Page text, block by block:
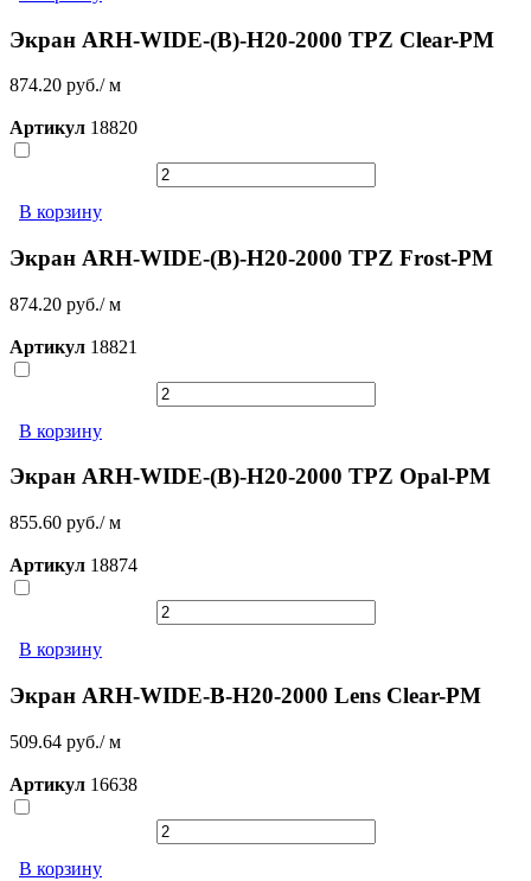
Экран ARH-WIDE-(B)-H20-2000 TPZ Clear-PM
874.20 руб./ м
Артикул 18820
В корзину
Экран ARH-WIDE-(B)-H20-2000 TPZ Frost-PM
874.20 руб./ м
Артикул 18821
В корзину
Экран ARH-WIDE-(B)-H20-2000 TPZ Opal-PM
855.60 руб./ м
Артикул 18874
В корзину
Экран ARH-WIDE-B-H20-2000 Lens Clear-PM
509.64 руб./ м
Артикул 16638
В корзину